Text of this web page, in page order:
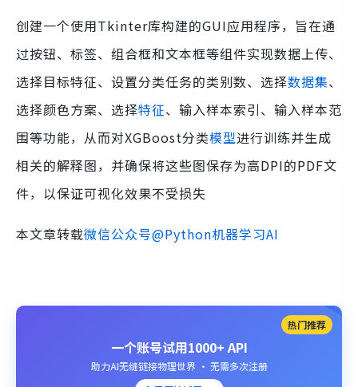
创建一个使用Tkinter库构建的GUI应用程序，旨在通
过按钮、标签、组合框和文本框等组件实现数据上传、
选择目标特征、设置分类任务的类别数、选择数据集、
选择颜色方案、选择特征、输入样本索引、输入样本范
围等功能，从而对XGBoost分类模型进行训练并生成
相关的解释图，并确保将这些图保存为高DPI的PDF文
件，以保证可视化效果不受损失
本文章转载微信公众号@Python机器学习AI
热门推荐
一个账号试用1000+ API
助力AI无缝链接物理世界 · 无需多次注册